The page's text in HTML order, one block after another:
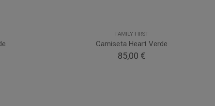
FAMILY FIRST
Camiseta Heart Verde
85,00 €